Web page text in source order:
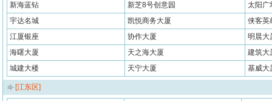
新海蓝钻
新芝8号创意园
太阳广
宇达名城
凯悦商务大厦
侠客英
江厦银座
协作大厦
明晨大
海曙大厦
天之海大厦
建筑大
城建大楼
天宁大厦 基威大
[江东区]